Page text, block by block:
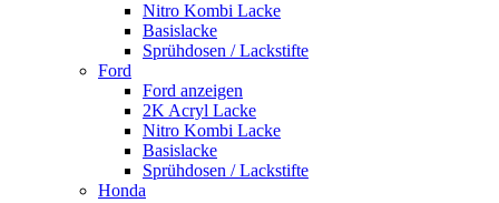
Nitro Kombi Lacke
Basislacke
Sprühdosen / Lackstifte
Ford
Ford anzeigen
2K Acryl Lacke
Nitro Kombi Lacke
Basislacke
Sprühdosen / Lackstifte
Honda